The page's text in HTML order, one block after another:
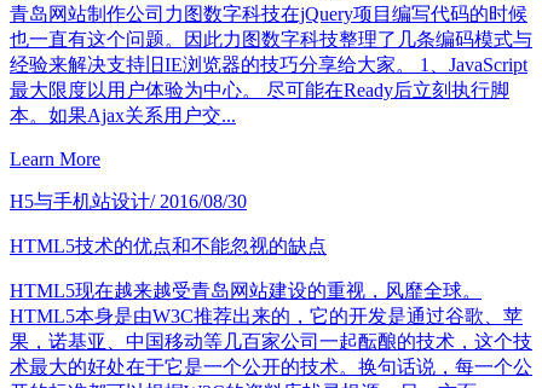
青岛网站制作公司力图数字科技在jQuery项目编写代码的时候
也一直有这个问题。因此力图数字科技整理了几条编码模式与
经验来解决支持旧IE浏览器的技巧分享给大家。 1、JavaScript
最大限度以用户体验为中心。 尽可能在Ready后立刻执行脚
本。如果Ajax关系用户交...
Learn More
H5与手机站设计/ 2016/08/30
HTML5技术的优点和不能忽视的缺点
HTML5现在越来越受青岛网站建设的重视，风靡全球。
HTML5本身是由W3C推荐出来的，它的开发是通过谷歌、苹
果，诺基亚、中国移动等几百家公司一起酝酿的技术，这个技
术最大的好处在于它是一个公开的技术。换句话说，每一个公